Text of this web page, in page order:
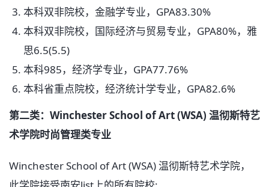
本科双非院校，金融学专业，GPA83.30%
本科双非院校，国际经济与贸易专业，GPA80%，雅
思6.5(5.5)
本科985，经济学专业，GPA77.76%
本科省重点院校，经济统计学专业，GPA82.6%
第二类：Winchester School of Art (WSA) 温彻斯特艺
术学院时尚管理类专业
Winchester School of Art (WSA) 温彻斯特艺术学院，